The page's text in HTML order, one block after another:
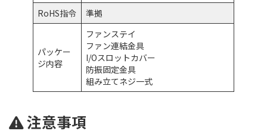
RoHS指令
準拠
パッケー
ジ内容
ファンステイ
ファン連結金具
I/Oスロットカバー
防振固定金具
組み立てネジ一式
注意事項